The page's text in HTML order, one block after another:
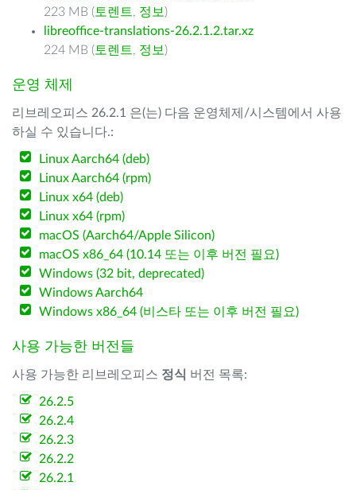
223 MB ( 토렌트, 정보 )
libreoffice-translations-26.2.1.2.tar.xz
224 MB ( 토렌트, 정보 )
운영 체제
리브레오피스 26.2.1 은(는) 다음 운영체제/시스템에서 사용
하실 수 있습니다.:
Linux Aarch64 (deb)
Linux Aarch64 (rpm)
Linux x64 (deb)
Linux x64 (rpm)
macOS (Aarch64/Apple Silicon)
macOS x86_64 (10.14 또는 이후 버전 필요)
Windows (32 bit, deprecated)
Windows Aarch64
Windows x86_64 (비스타 또는 이후 버전 필요)
사용 가능한 버전들
사용 가능한 리브레오피스 정식 버전 목록:
26.2.5
26.2.4
26.2.3
26.2.2
26.2.1